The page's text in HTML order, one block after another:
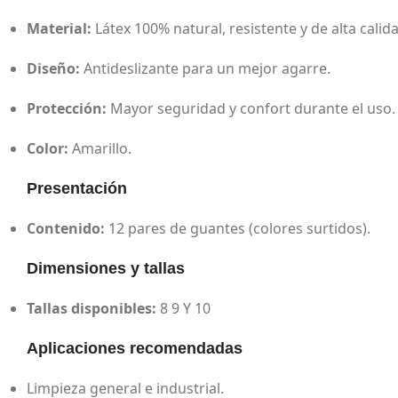
Material: Látex 100% natural, resistente y de alta
Diseño: Antideslizante para un mejor agarre.
Protección: Mayor seguridad y confort durante el uso.
Color: Amarillo.
Presentación
Contenido: 12 pares de guantes (colores surtidos).
Dimensiones y tallas
Tallas disponibles: 8 9 Y 10
Aplicaciones recomendadas
Limpieza general e industrial.